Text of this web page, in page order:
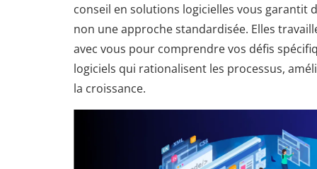
conseil en solutions logicielles vous garantit
non une approche standardisée. Elles
avec vous pour comprendre vos défis
logiciels qui rationalisent les processus,
la croissance.